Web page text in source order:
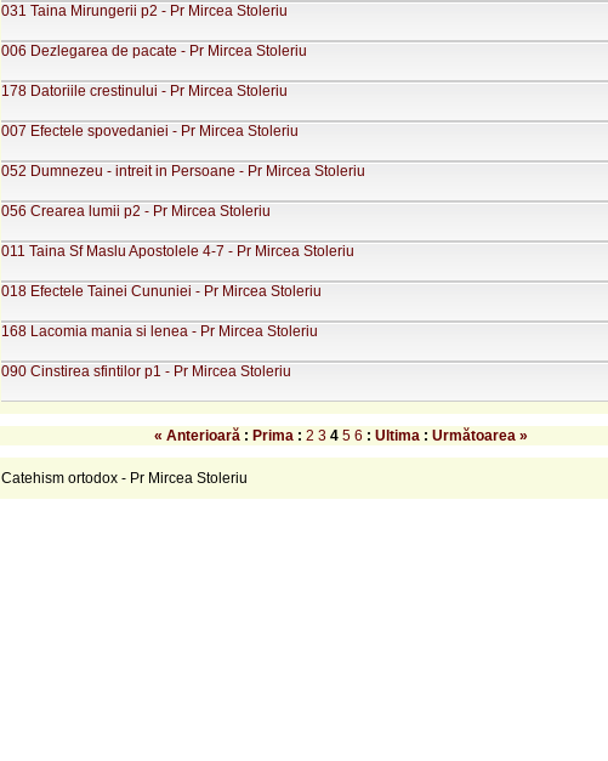
031 Taina Mirungerii p2 - Pr Mircea Stoleriu
006 Dezlegarea de pacate - Pr Mircea Stoleriu
178 Datoriile crestinului - Pr Mircea Stoleriu
007 Efectele spovedaniei - Pr Mircea Stoleriu
052 Dumnezeu - intreit in Persoane - Pr Mircea Stoleriu
056 Crearea lumii p2 - Pr Mircea Stoleriu
011 Taina Sf Maslu Apostolele 4-7 - Pr Mircea Stoleriu
018 Efectele Tainei Cununiei - Pr Mircea Stoleriu
168 Lacomia mania si lenea - Pr Mircea Stoleriu
090 Cinstirea sfintilor p1 - Pr Mircea Stoleriu
« Anterioară : Prima : 2 3 4 5 6 : Ultima : Următoarea »
Catehism ortodox - Pr Mircea Stoleriu